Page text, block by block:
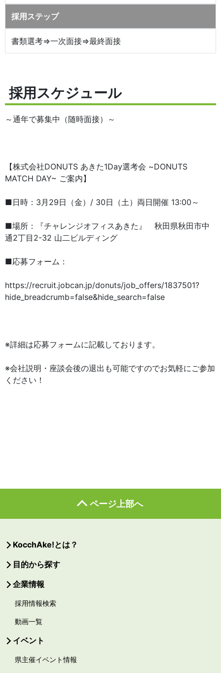
採用ステップ
書類選考⇒一次面接⇒最終面接
採用スケジュール
～通年で募集中（随時面接）～
【株式会社DONUTS あきた1Day選考会 ~DONUTS
MATCH DAY~ ご案内】
■日時：3月29日（金）/ 30日（土）両日開催 13:00～
■場所：『チャレンジオフィスあきた』 秋⽥県秋⽥市中
通2丁⽬2-32 ⼭⼆ビルディング
■応募フォーム：
https://recruit.jobcan.jp/donuts/job_offers/1837501?
hide_breadcrumb=false&hide_search=false
※詳細は応募フォームに記載しております。
※会社説明・座談会後の退出も可能ですのでお気軽にご参加
ください！
ページ上部へ
KocchAke!とは？
目的から探す
企業情報
採用情報検索
動画一覧
イベント
県主催イベント情報